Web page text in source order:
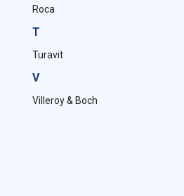
Roca
T
Turavit
V
Villeroy & Boch